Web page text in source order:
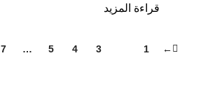
قراءة المزيد
←
1
3
4
5
…
7